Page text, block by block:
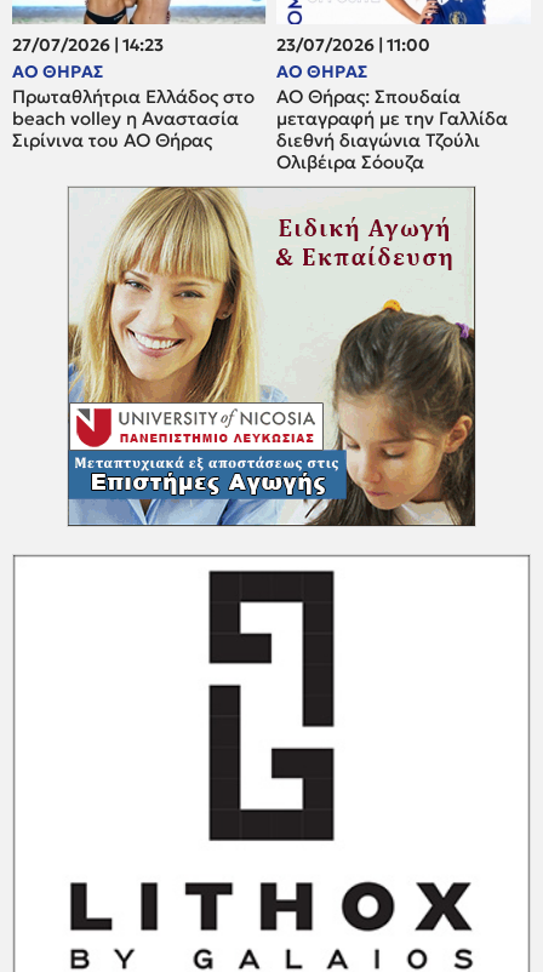
27/07/2026 | 14:23
ΑΟ ΘΗΡΑΣ
Πρωταθλήτρια Ελλάδος στο
beach volley η Αναστασία
Σιρίνινα του ΑΟ Θήρας
23/07/2026 | 11:00
ΑΟ ΘΗΡΑΣ
ΑΟ Θήρας: Σπουδαία
μεταγραφή με την Γαλλίδα
διεθνή διαγώνια Τζούλι
Ολιβέιρα Σόουζα